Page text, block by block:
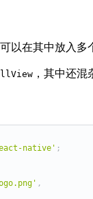
以在其中放入
，其中还